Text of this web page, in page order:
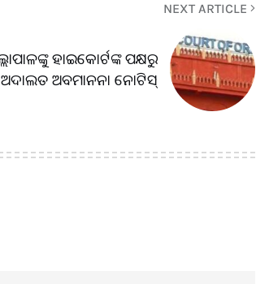
NEXT ARTICLE
ହାଇକୋର୍ଟଙ୍କ ପକ୍ଷରୁ
ଅଦାଲତ ଅବମାନନା ନୋଟିସ୍